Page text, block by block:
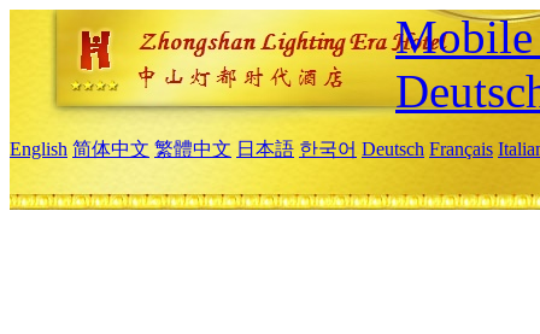
Mobile
English 简体中文 繁體中文 日本語 한국어 Deutsch Français